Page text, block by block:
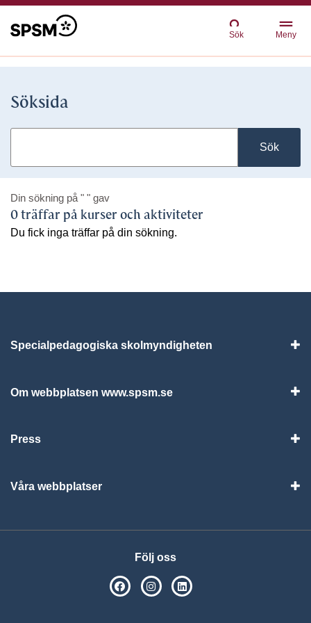
Sök Meny
Söksida
Sök
Din sökning på " " gav
0 träffar på kurser och aktiviteter
Du fick inga träffar på din sökning.
Specialpedagogiska skolmyndigheten
Om webbplatsen www.spsm.se
Press
Våra webbplatser
Följ oss
SPSM på Facebook
SPSM på Instagram